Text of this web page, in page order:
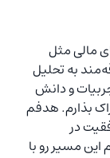
بازارهای مالی مثل
به تحلیل
و دانش
بذارم. هدفم
در
این مسیر رو با